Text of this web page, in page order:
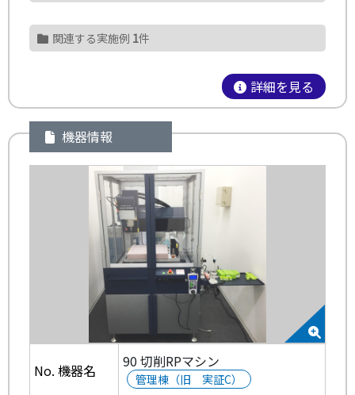
関連する実施例 1件
詳細を見る
機器情報
No. 機器名 90 切削RPマシン
管理棟（旧 実証C）